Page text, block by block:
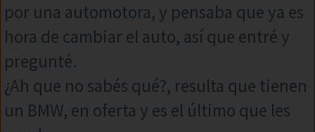
por una automotora, y pensaba que ya es
hora de cambiar el auto, así que entré y
pregunté.
¿Ah que no sabés qué?, resulta que tienen
un BMW, en oferta y es el último que les